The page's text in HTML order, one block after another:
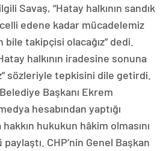
Savaş, “Hatay halkının sandık
edene kadar mücadelemiz
takipçisi olacağız” dedi.
halkının iradesine sonuna
sözleriyle tepkisini dile getirdi.
Başkanı Ekrem
hesabından yaptığı
hakkın hukukun hâkim olmasını
CHP’nin Genel Başkan